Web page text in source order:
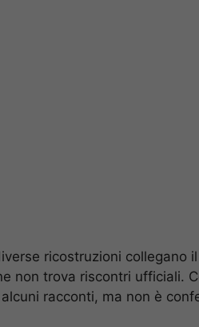
ricostruzioni collegano il
non trova riscontri ufficiali.
racconti, ma non è